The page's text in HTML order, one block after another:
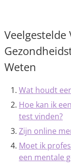
Weten
Wat houdt
Hoe kan ik
test vinden?
Zijn online
Moet ik
een mentale